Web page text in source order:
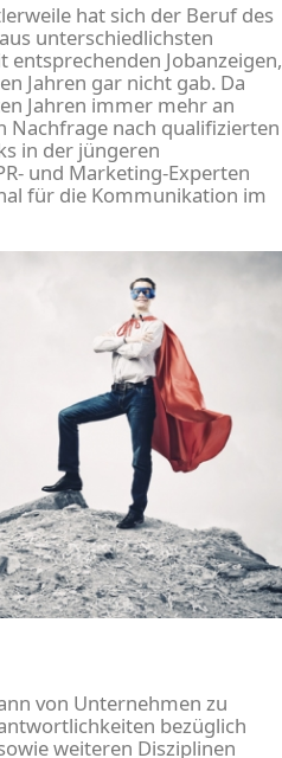
hat sich der Beruf des
unterschiedlichsten
Jobanzeigen,
Jahren gar nicht gab. Da
Jahren immer mehr an
Nachfrage nach qualifizierten
in der jüngeren
und Marketing-Experten
für die Kommunikation im
von Unternehmen zu
bezüglich
weiteren Disziplinen